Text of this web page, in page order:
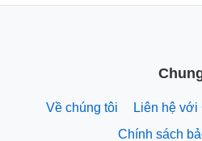
Về chúng tôi Liên hệ với
Chính sách